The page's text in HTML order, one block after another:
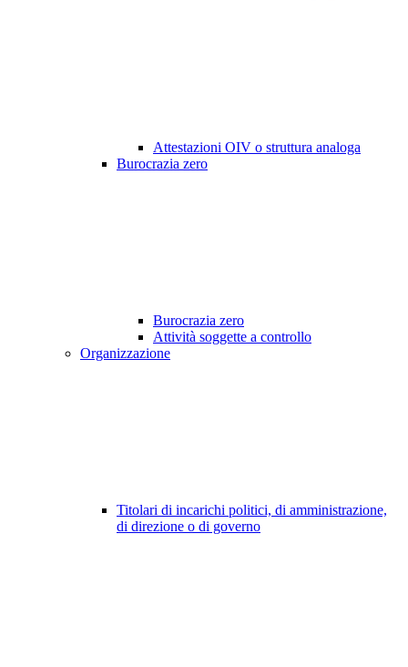
Attestazioni OIV o struttura analoga
Burocrazia zero
Burocrazia zero
Attività soggette a controllo
Organizzazione
Titolari di incarichi politici, di amministrazione,
di direzione o di governo